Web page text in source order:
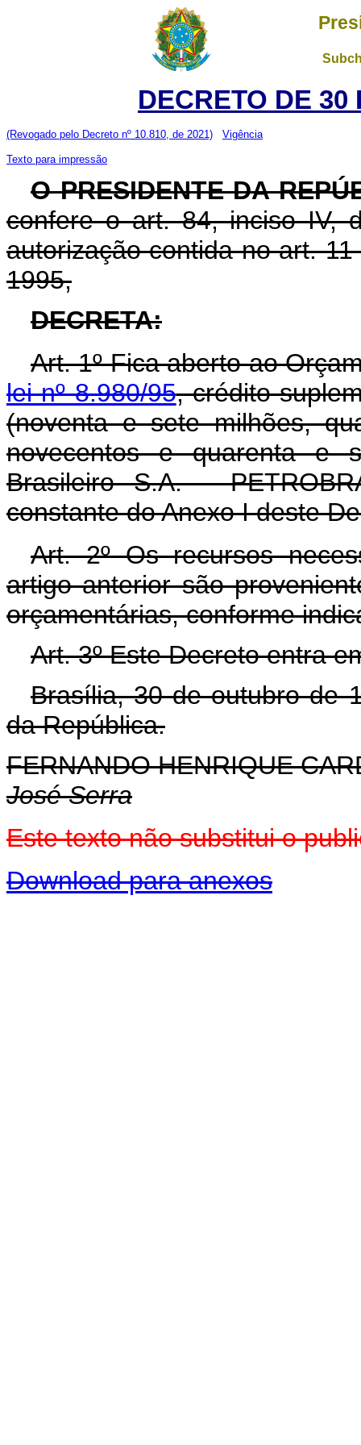
DECRETO DE 30
(Revogado pelo Decreto nº 10.810, de 2021) Vigência
Texto para impressão
O PRESIDENTE DA
confere o art. 84, inciso IV,
autorização contida no art.
1995,
DECRETA:
Art. 1º Fica aberto ao
lei nº 8.980/95, crédito
(noventa e sete milhões,
novecentos e quarenta e
Brasileiro S.A. -
constante do Anexo I deste
Art. 2º Os recursos
artigo anterior são
orçamentárias, conforme
Art. 3º Este Decreto entra
Brasília, 30 de outubro de
da República.
FERNANDO HENRIQUE
José Serra
Este texto não substitui o
Download para anexos